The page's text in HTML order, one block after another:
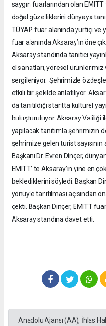
saygın fuarlarından olan
doğal güzelliklerini dünyaya
TÜYAP fuar alanında yurtiçi ve
fuar alanında Aksaray’ın öne
Aksaray standında tanıtıcı
el sanatları, yöresel
sergileniyor. Şehrimizle
etkili bir şekilde anlatılıyor.
da tanıtıldığı stantta kültürel
buluşturuluyor. Aksaray Valiliği
yapılacak tanıtımla şehrimizin
şehrimize gelen turist sayısının
Başkanı Dr. Evren Dinçer,
EMITT’ te Aksaray’ın yine en
beklediklerini söyledi. Başkan
yönüyle tanıtılması açısından
çekti. Başkan Dinçer, EMITT
Aksaray standına davet etti.
Anadolu Ajansı (AA), İhlas